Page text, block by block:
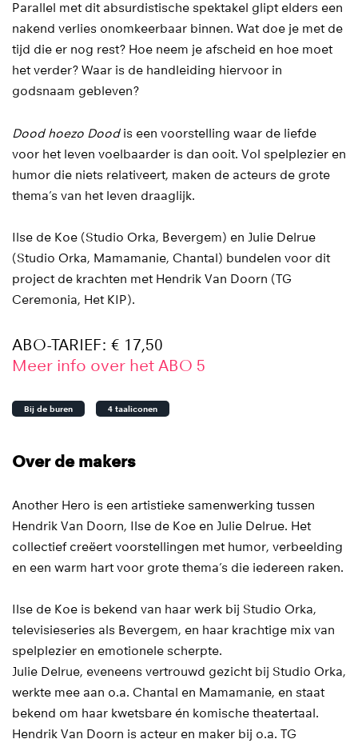
Parallel met dit absurdistische spektakel glipt elders een
nakend verlies onomkeerbaar binnen. Wat doe je met de
tijd die er nog rest? Hoe neem je afscheid en hoe moet
het verder? Waar is de handleiding hiervoor in
godsnaam gebleven?
Dood hoezo Doodis een voorstelling waar de liefde
voor het leven voelbaarder is dan ooit. Vol spelplezier en
humor die niets relativeert, maken de acteurs de grote
thema’s van het leven draaglijk.
Ilse de Koe (Studio Orka, Bevergem) en Julie Delrue
(Studio Orka, Mamamanie, Chantal) bundelen voor dit
project de krachten met Hendrik Van Doorn (TG
Ceremonia, Het KIP).
ABO-TARIEF: € 17,50
Meer info over het ABO 5
Bij de buren 4 taaliconen
Over de makers
Another Hero is een artistieke samenwerking tussen
Hendrik Van Doorn, Ilse de Koe en Julie Delrue. Het
collectief creëert voorstellingen met humor, verbeelding
en een warm hart voor grote thema’s die iedereen raken.
Ilse de Koe is bekend van haar werk bij Studio Orka,
televisieseries als Bevergem, en haar krachtige mix van
spelplezier en emotionele scherpte.
Julie Delrue, eveneens vertrouwd gezicht bij Studio Orka,
werkte mee aan o.a. Chantal en Mamamanie, en staat
bekend om haar kwetsbare én komische theatertaal.
Hendrik Van Doorn is acteur en maker bij o.a. TG